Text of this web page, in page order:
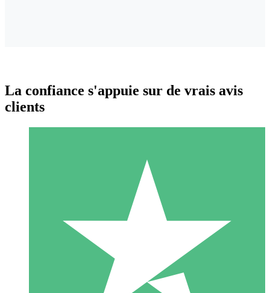
Packs de Crédits Individuels
Payez à l'utilisation avec des crédits de téléchargement. Sans
1 Téléchargement
10 00
La confiance s'appuie sur de vrais avis
clients